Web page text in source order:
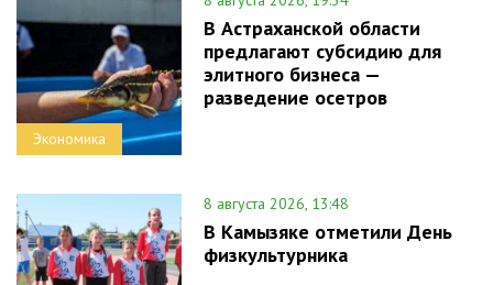
Экономика
В Астраханской области
предлагают субсидию для
элитного бизнеса —
разведение осетров
8 августа 2026, 13:48
В Камызяке отметили День
физкультурника